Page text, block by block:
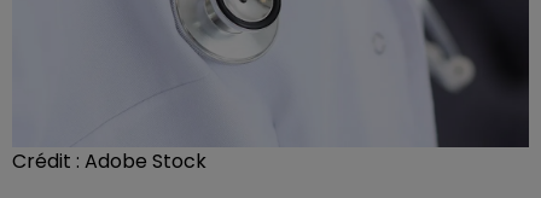
Crédit : Adobe Stock